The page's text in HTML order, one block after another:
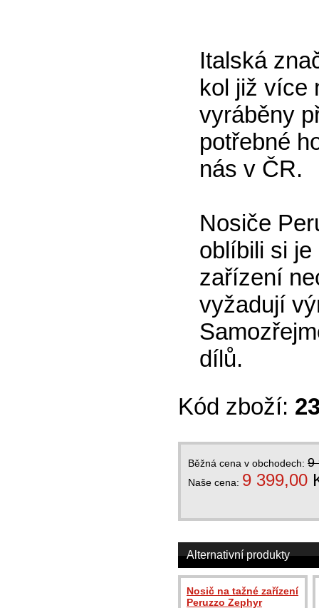
Italská
kol již více
vyráběny
potřebné
nás v ČR.
Nosiče
oblíbili si
zařízení
vyžadují
dílů.
Kód zboží:
Běžná cena v obchodech: 9
Naše cena: 9 399,00
Alternativní produkty
Nosič na tažné zařízení
Peruzzo Zephyr